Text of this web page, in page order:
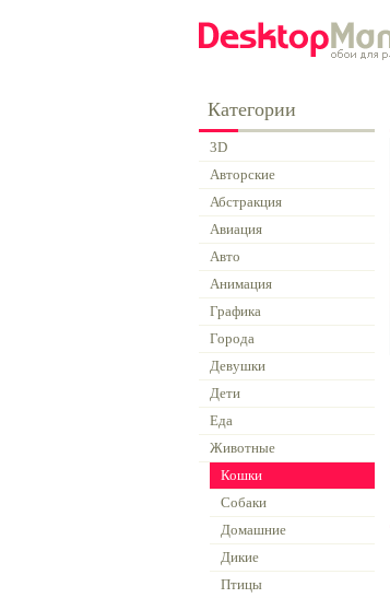
Категории
3D
Авторские
Абстракция
Авиация
Авто
Анимация
Графика
Города
Девушки
Дети
Еда
Животные
Кошки
Собаки
Домашние
Дикие
Птицы